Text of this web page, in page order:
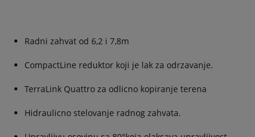
Radni zahvat od 6,2 i 7,8m
CompactLine reduktor koji je lak za odrzavanje.
TerraLink Quattro za odlicno kopiranje terena
Hidraulicno stelovanje radnog zahvata.